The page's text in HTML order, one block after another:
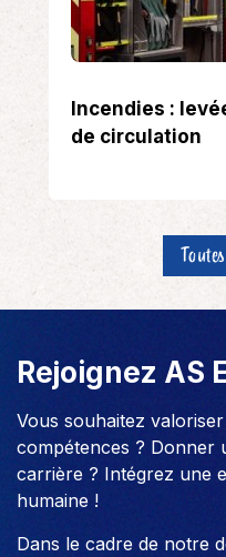
Incendies :
de circulation
Rejoignez AS
Vous souhaitez
compétences ? Donner
carrière ? Intégrez une
humaine !
Dans le cadre de notre